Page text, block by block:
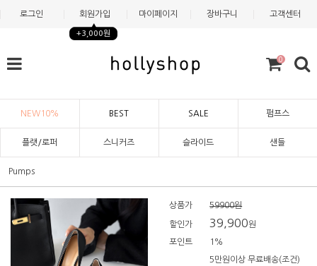
로그인 회원가입
+3,000원
마이페이지 장바구니 고객센터
0
NEW10% BEST SALE 펌프스
플랫/로퍼 스니커즈 슬라이드 샌들
Pumps
상품가 59900원
할인가 39,900원
포인트 1%
5만원이상 무료배송(조건)